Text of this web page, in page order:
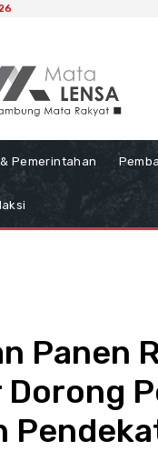
Pemerintahan
Panen
Dorong